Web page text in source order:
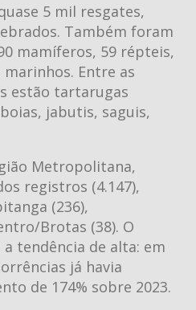
5 mil resgates,
Também foram
mamíferos, 59 répteis,
marinhos. Entre as
estão tartarugas
jabutis, saguis,
Metropolitana,
registros (4.147),
(236),
Brotas (38). O
tendência de alta: em
já havia
de 174% sobre 2023.